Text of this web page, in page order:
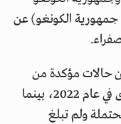
جمهورية الكونغو) عن
تواصل 6 الإبلاغ عن حالات مؤكدة من
الحمى الصفراء مع استمرار انتقال العدوى في عام 2022، بينما
ولم تبلغ